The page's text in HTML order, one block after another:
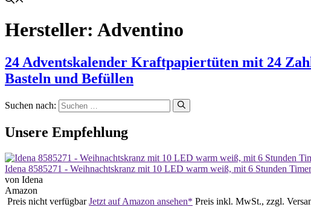
Hersteller: Adventino
24 Adventskalender Kraftpapiertüten mit 24
Basteln und Befüllen
Suchen nach:
Unsere Empfehlung
Idena 8585271 - Weihnachtskranz mit 10 LED warm weiß, mit 6 Stunden
von Idena
Amazon
Preis nicht verfügbar Jetzt auf Amazon ansehen* Preis inkl. MwSt., zzgl.